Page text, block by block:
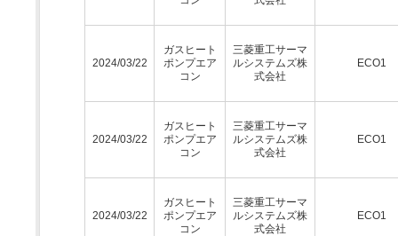
2024/03/22
ガスヒート
ポンプエア
コン
三菱重工サーマ
ルシステムズ株
式会社
ECO1
2024/03/22
ガスヒート
ポンプエア
コン
三菱重工サーマ
ルシステムズ株
式会社
ECO1
2024/03/22
ガスヒート
ポンプエア
コン
三菱重工サーマ
ルシステムズ株
式会社
ECO1